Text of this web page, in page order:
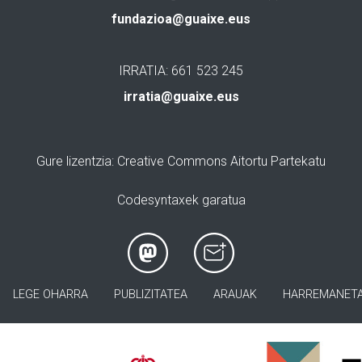
fundazioa@guaixe.eus
IRRATIA: 661 523 245
irratia@guaixe.eus
Gure lizentzia: Creative Commons Aitortu Partekatu
Codesyntaxek garatua
LEGE OHARRA PUBLIZITATEA ARAUAK